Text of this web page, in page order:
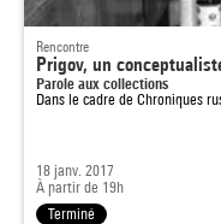
Rencontre
Prigov, un
Parole aux collections
Dans le cadre de Chroniques
18 janv. 2017
À partir de 19h
Terminé